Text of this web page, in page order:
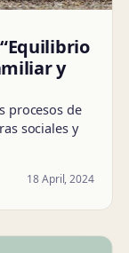
y
procesos de
sociales y
18 April, 2024